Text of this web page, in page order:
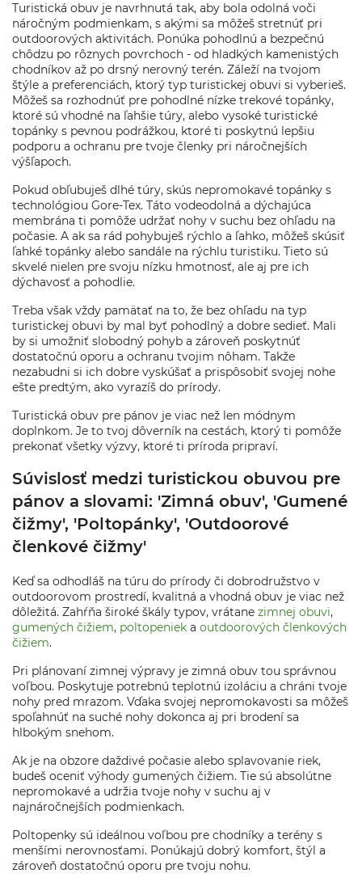
Turistická obuv je navrhnutá tak, aby bola odolná voči
náročným podmienkam, s akými sa môžeš stretnúť pri
outdoorových aktivitách. Ponúka pohodlnú a bezpečnú
chôdzu po rôznych povrchoch - od hladkých kamenistých
chodníkov až po drsný nerovný terén. Záleží na tvojom
štýle a preferenciách, ktorý typ turistickej obuvi si vyberieš.
Môžeš sa rozhodnúť pre pohodlné nízke trekové topánky,
ktoré sú vhodné na ľahšie túry, alebo vysoké turistické
topánky s pevnou podrážkou, ktoré ti poskytnú lepšiu
podporu a ochranu pre tvoje členky pri náročnejších
výšľapoch.
Pokud obľubuješ dlhé túry, skús nepromokavé topánky s
technológiou Gore-Tex. Táto vodeodolná a dýchajúca
membrána ti pomôže udržať nohy v suchu bez ohľadu na
počasie. A ak sa rád pohybuješ rýchlo a ľahko, môžeš skúsiť
ľahké topánky alebo sandále na rýchlu turistiku. Tieto sú
skvelé nielen pre svoju nízku hmotnosť, ale aj pre ich
dýchavosť a pohodlie.
Treba však vždy pamätať na to, že bez ohľadu na typ
turistickej obuvi by mal byť pohodlný a dobre sedieť. Mali
by si umožniť slobodný pohyb a zároveň poskytnúť
dostatočnú oporu a ochranu tvojim nôham. Takže
nezabudni si ich dobre vyskúšať a prispôsobiť svojej nohe
ešte predtým, ako vyrazíš do prírody.
Turistická obuv pre pánov je viac než len módnym
doplnkom. Je to tvoj dôverník na cestách, ktorý ti pomôže
prekonať všetky výzvy, ktoré ti príroda pripraví.
Súvislosť medzi turistickou obuvou pre
pánov a slovami: 'Zimná obuv', 'Gumené
čižmy', 'Poltopánky', 'Outdoorové
členkové čižmy'
Keď sa odhodláš na túru do prírody či dobrodružstvo v
outdoorovom prostredí, kvalitná a vhodná obuv je viac než
dôležitá. Zahŕňa široké škály typov, vrátane zimnej obuvi,
gumených čižiem, poltopeniek a outdoorových členkových
čižiem.
Pri plánovaní zimnej výpravy je zimná obuv tou správnou
voľbou. Poskytuje potrebnú teplotnú izoláciu a chráni tvoje
nohy pred mrazom. Vďaka svojej nepromokavosti sa môžeš
spoľahnúť na suché nohy dokonca aj pri brodení sa
hlbokým snehom.
Ak je na obzore daždivé počasie alebo splavovanie riek,
budeš oceniť výhody gumených čižiem. Tie sú absolútne
nepromokavé a udržia tvoje nohy v suchu aj v
najnáročnejších podmienkach.
Poltopenky sú ideálnou voľbou pre chodníky a terény s
menšími nerovnosťami. Ponúkajú dobrý komfort, štýl a
zároveň dostatočnú oporu pre tvoju nohu.